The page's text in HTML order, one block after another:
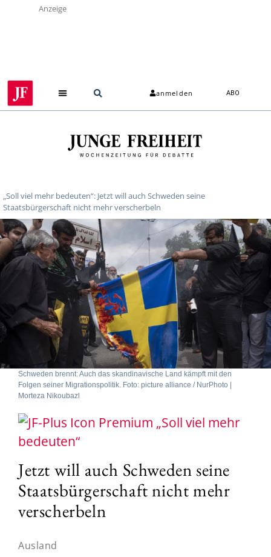
Anzeige
anmelden ABO
„Soll viel mehr bedeuten“: Jetzt will auch Schweden seine
Staatsbürgerschaft nicht mehr verscherbeln
Schweden brennt: Auch das skandinavische Land kämpft mit den
Folgen seiner Migrationspolitik. Foto: picture alliance / NurPhoto |
Morteza Nikoubazl
„Soll viel mehr
bedeuten“
Jetzt will auch Schweden seine
Staatsbürgerschaft nicht mehr
verscherbeln
Ausland